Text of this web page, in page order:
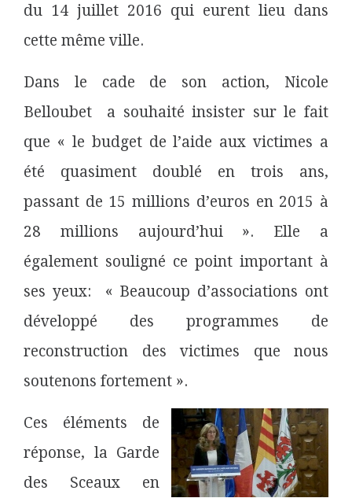
du 14 juillet 2016 qui eurent lieu dans
cette même ville.
Dans le cade de son action, Nicole
Belloubet a souhaité insister sur le fait
que « le budget de l’aide aux victimes a
été quasiment doublé en trois ans,
passant de 15 millions d’euros en 2015 à
28 millions aujourd’hui ». Elle a
également souligné ce point important à
ses yeux: « Beaucoup d’associations ont
développé des programmes de
reconstruction des victimes que nous
soutenons fortement ».
Ces éléments de
réponse, la Garde
des Sceaux en